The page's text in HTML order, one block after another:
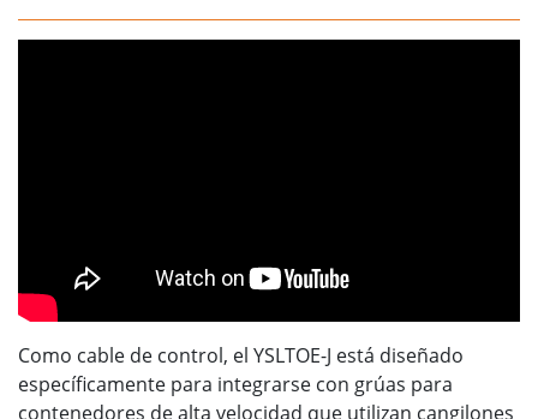
Como cable de control, el YSLTOE-J está diseñado
específicamente para integrarse con grúas para
contenedores de alta velocidad que utilizan cangilones